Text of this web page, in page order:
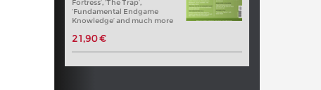
Fortress’, ‘The Trap’,
‘Fundamental Endgame
Knowledge’ and much more
21,90 €